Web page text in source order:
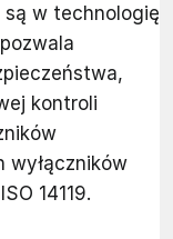
w technologię
kontroli
wyłączników
14119.